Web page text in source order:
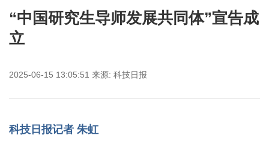
“中国研究生导师发展共同体”宣告成
立
2025-06-15 13:05:51 来源: 科技日报
科技日报记者 朱虹